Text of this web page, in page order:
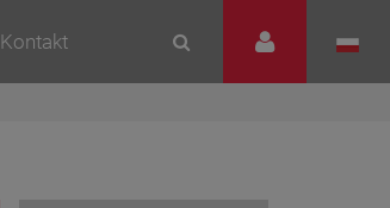
Kontakt